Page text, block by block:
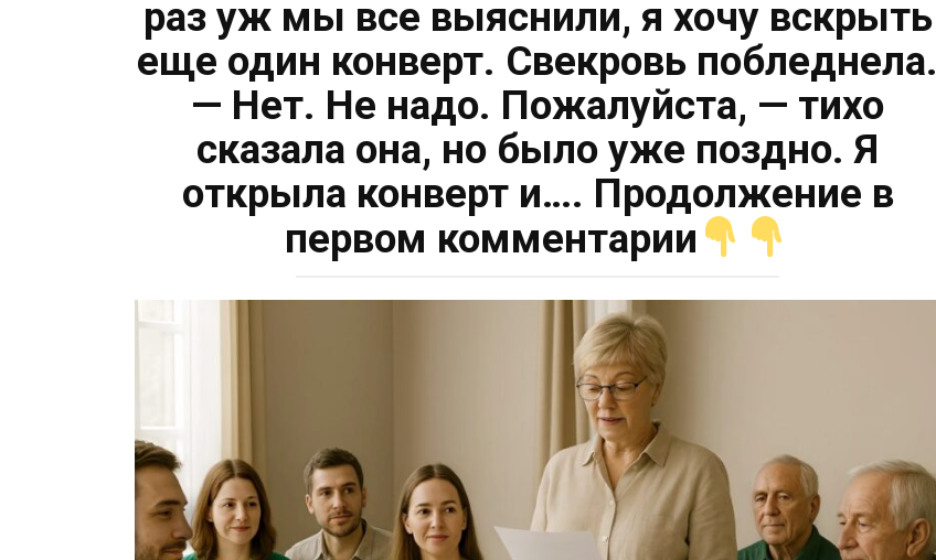
раз уж мы все выяснили, я хочу вскрыть
еще один конверт. Свекровь побледнела.
— Нет. Не надо. Пожалуйста, — тихо
сказала она, но было уже поздно. Я
открыла конверт и…. Продолжение в
первом комментарии